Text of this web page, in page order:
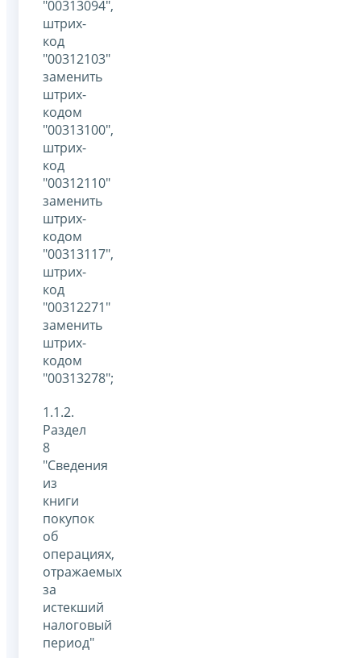
"00313094",
штрих-
код
"00312103"
заменить
штрих-
кодом
"00313100",
штрих-
код
"00312110"
заменить
штрих-
кодом
"00313117",
штрих-
код
"00312271"
заменить
штрих-
кодом
"00313278";
1.1.2.
Раздел
8
"Сведения
из
книги
покупок
об
операциях,
отражаемых
за
истекший
налоговый
период"